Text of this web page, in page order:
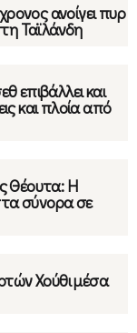
ανοίγει πυρ
Ταϊλάνδη
επιβάλλει και
και πλοία από
Θέουτα: Η
σύνορα σε
Χούθι μέσα